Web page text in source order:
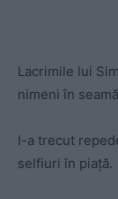
Lacrimile lui
nimeni în
I-a trecut
selfiuri în piață.